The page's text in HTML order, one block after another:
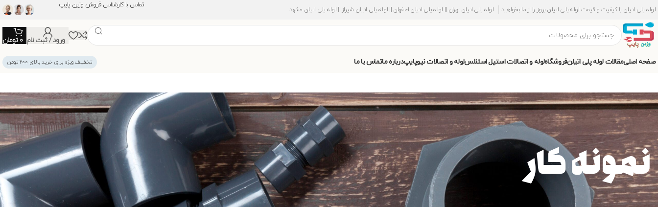
لوله پلی اتیلن با کیفیت و قیمت لوله پلی اتیلن بروز را از ما بخواهید لوله پلی اتیلن تهران || لوله پلی اتیلن اصفهان || لوله پلی اتیلن شیراز || لوله پلی اتیلن مشهد
تماس با کارشناس فروش وزین پایپ
ورود / ثبت نام 0 تومان
صفحه اصلیمقالات لوله پلی اتیلنفروشگاهلوله و اتصالات استیل استنلسلوله و اتصالات نیوپایپدرباره ماتماس با ما تخفیف ویژه برای خرید بالای ۲۰۰ تومن
نمونه کار